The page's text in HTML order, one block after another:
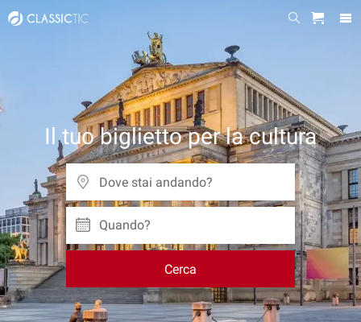
Il tuo biglietto per la cultura
Quando?
Cerca